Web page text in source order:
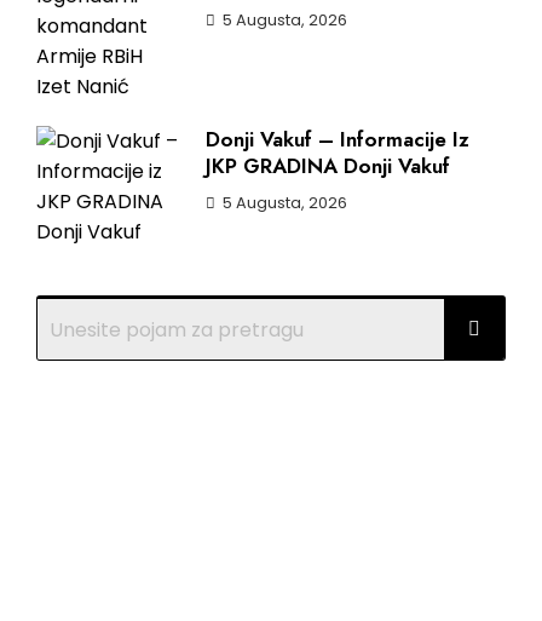
5 Augusta, 2026
Donji Vakuf – Informacije Iz
JKP GRADINA Donji Vakuf
5 Augusta, 2026